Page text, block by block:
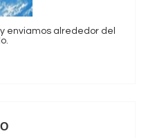
enviamos alrededor del